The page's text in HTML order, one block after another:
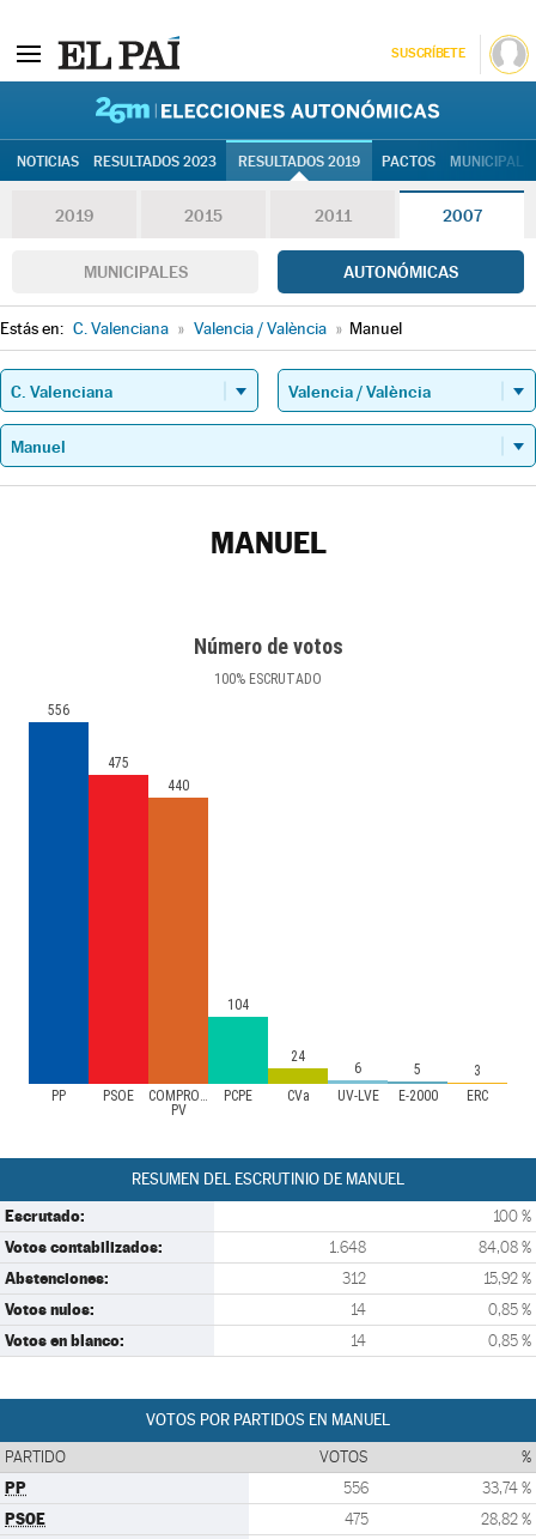
SUSCRÍBETE
NOTICIAS RESULTADOS 2023 RESULTADOS 2019 PACTOS
2019 2015 2011 2007
MUNICIPALES AUTONÓMICAS
Estás en: C. Valenciana » Valencia / València » Manuel
MANUEL
Número de votos
100% ESCRUTADO
PP PSOE
COMPROMIS
PV
PCPE CVa UV-LVE E-2000 ERC
556
475
440
104
24
6 5 3
RESUMEN DEL ESCRUTINIO DE MANUEL
Escrutado: 100 %
Votos contabilizados: 1.648 84,08 %
Abstenciones: 312 15,92 %
Votos nulos: 14 0,85 %
Votos en blanco: 14 0,85 %
VOTOS POR PARTIDOS EN MANUEL
PARTIDO VOTOS %
PP 556 33,74 %
PSOE 475 28,82 %